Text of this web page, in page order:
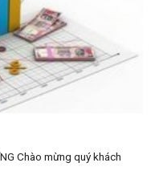
Chào mừng quý khách